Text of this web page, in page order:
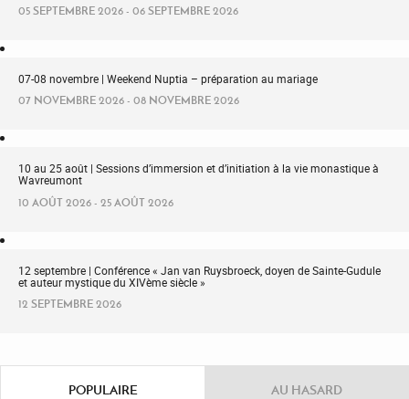
05 SEPTEMBRE 2026 - 06 SEPTEMBRE 2026
07-08 novembre | Weekend Nuptia – préparation au mariage
07 NOVEMBRE 2026 - 08 NOVEMBRE 2026
10 au 25 août | Sessions d’immersion et d’initiation à la vie monastique à
Wavreumont
10 AOÛT 2026 - 25 AOÛT 2026
12 septembre | Conférence « Jan van Ruysbroeck, doyen de Sainte-Gudule
et auteur mystique du XIVème siècle »
12 SEPTEMBRE 2026
POPULAIRE AU HASARD